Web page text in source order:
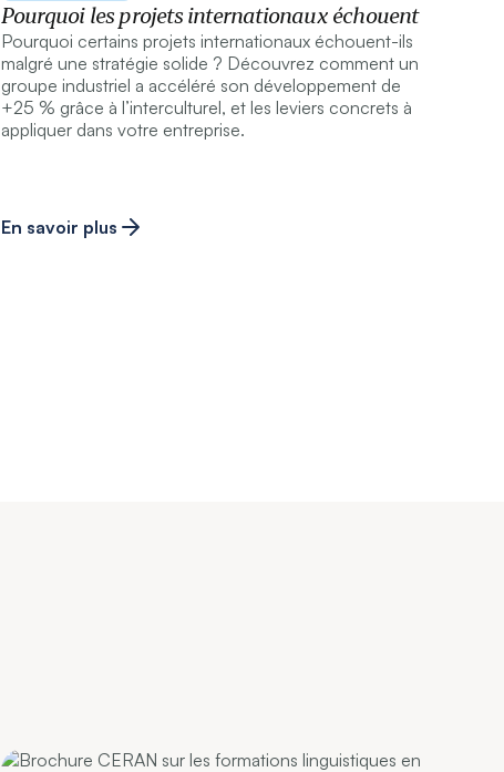
Pourquoi les projets internationaux échouent
Pourquoi certains projets internationaux échouent-ils
malgré une stratégie solide ? Découvrez comment un
groupe industriel a accéléré son développement de
+25 % grâce à l’interculturel, et les leviers concrets à
appliquer dans votre entreprise.
En savoir plus